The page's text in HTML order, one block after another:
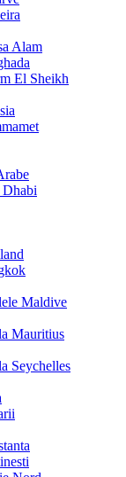
Alam
El Sheikh
Maldive
Mauritius
Seychelles